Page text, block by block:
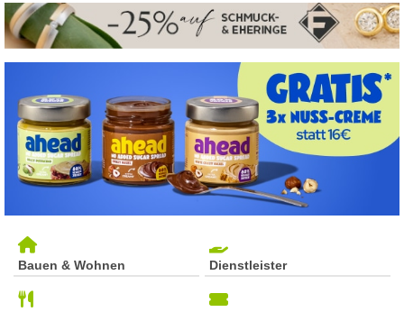
Bauen & Wohnen Dienstleister